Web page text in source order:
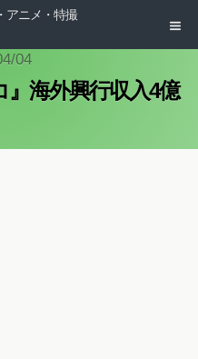
アニメ・特撮
04
』海外興行収入4億